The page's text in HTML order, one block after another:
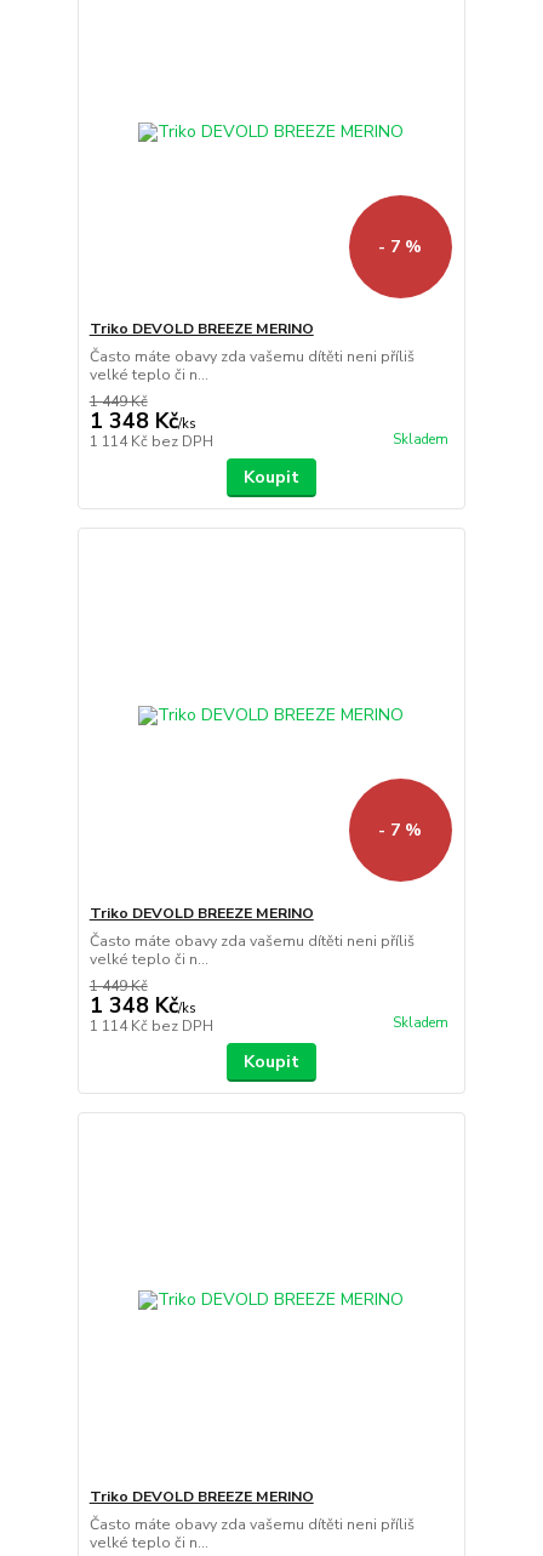
- 7 %
Triko DEVOLD BREEZE MERINO
Často máte obavy zda vašemu dítěti neni příliš
velké teplo či n...
1 449 Kč
1 348 Kč/ks
1 114 Kč bez DPH Skladem
Koupit
- 7 %
Triko DEVOLD BREEZE MERINO
Často máte obavy zda vašemu dítěti neni příliš
velké teplo či n...
1 449 Kč
1 348 Kč/ks
1 114 Kč bez DPH Skladem
Koupit
Triko DEVOLD BREEZE MERINO
Často máte obavy zda vašemu dítěti neni příliš
velké teplo či n...